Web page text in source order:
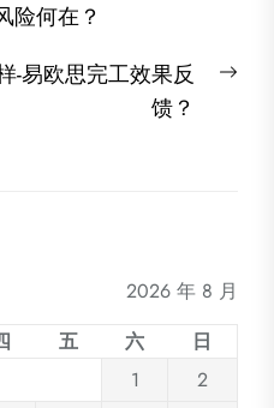
险何在？
-易欧思完工效果反
馈？
2026 年 8 月
五 六
日
1
2